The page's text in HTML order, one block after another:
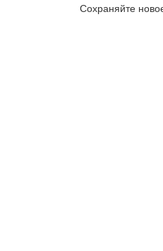
Сохраняйте